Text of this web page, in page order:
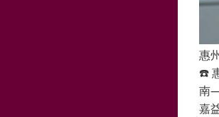
惠
☎️
南
嘉